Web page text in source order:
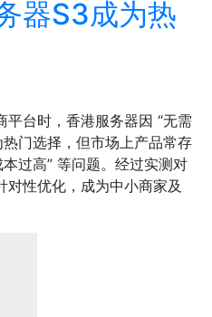
器S3成为热
台时，香港服务器因 “无需
门选择，但市场上产品常存
过高” 等问题。经过实测对
对性优化，成为中小商家及